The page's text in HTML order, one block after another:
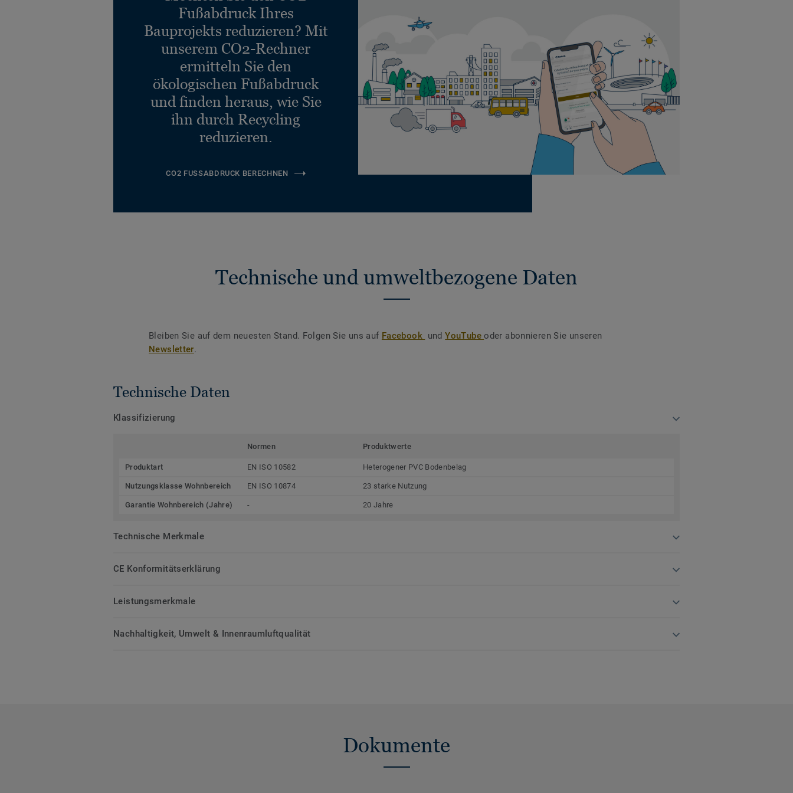
Fußabdruck Ihres
Bauprojekts reduzieren? Mit
unserem CO2-Rechner
ermitteln Sie den
ökologischen Fußabdruck
und finden heraus, wie Sie
ihn durch Recycling
reduzieren.
CO2 FUSSABDRUCK BERECHNEN
Technische und umweltbezogene Daten
Bleiben Sie auf dem neuesten Stand. Folgen Sie uns auf Facebook undYouTubeoder abonnieren Sie unseren
Newsletter.
Technische Daten
Klassifizierung
Normen Produktwerte
Produktart EN ISO 10582 Heterogener PVC Bodenbelag
Nutzungsklasse Wohnbereich EN ISO 10874 23 starke Nutzung
Garantie Wohnbereich (Jahre) - 20 Jahre
Technische Merkmale
CE Konformitätserklärung
Leistungsmerkmale
Nachhaltigkeit, Umwelt & Innenraumluftqualität
Dokumente